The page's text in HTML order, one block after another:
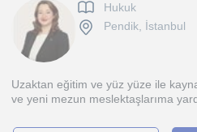
Hukuk
Pendik, İstanbul
Uzaktan eğitim ve yüz yüze ile
ve yeni mezun meslektaşlarıma